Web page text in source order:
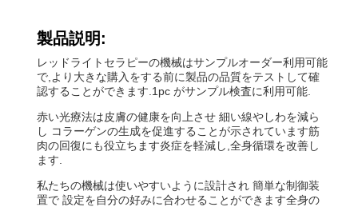
製品説明:
レッドライトセラピーの機械はサンプルオーダー利用可能
で,より大きな購入をする前に製品の品質をテストして確
認することができます.1pc がサンプル検査に利用可能.
赤い光療法は皮膚の健康を向上させ 細い線やしわを減ら
し コラーゲンの生成を促進することが示されています筋
肉の回復にも役立ちます炎症を軽減し,全身循環を改善し
ます.
私たちの機械は使いやすいように設計され 簡単な制御装
置で 設定を自分の好みに合わせることができます全身の